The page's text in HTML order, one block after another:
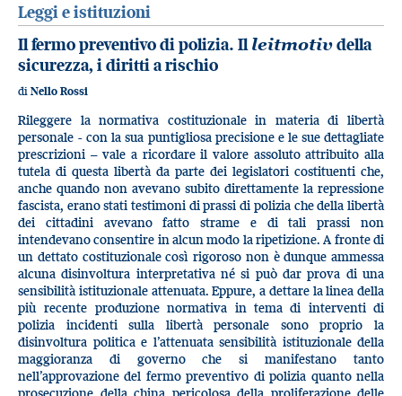
Leggi e istituzioni
Il fermo preventivo di polizia. Illeitmotivdella
sicurezza, i diritti a rischio
di Nello Rossi
Rileggere la normativa costituzionale in materia di libertà
personale - con la sua puntigliosa precisione e le sue dettagliate
prescrizioni – vale a ricordare il valore assoluto attribuito alla
tutela di questa libertà da parte dei legislatori costituenti che,
anche quando non avevano subito direttamente la repressione
fascista, erano stati testimoni di prassi di polizia che della libertà
dei cittadini avevano fatto strame e di tali prassi non
intendevano consentire in alcun modo la ripetizione. A fronte di
un dettato costituzionale così rigoroso non è dunque ammessa
alcuna disinvoltura interpretativa né si può dar prova di una
sensibilità istituzionale attenuata. Eppure, a dettare la linea della
più recente produzione normativa in tema di interventi di
polizia incidenti sulla libertà personale sono proprio la
disinvoltura politica e l’attenuata sensibilità istituzionale della
maggioranza di governo che si manifestano tanto
nell’approvazione del fermo preventivo di polizia quanto nella